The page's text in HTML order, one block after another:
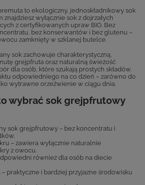
to ekologiczny, jednoskładnikowy sok
wyłącznie sok z dojrzałych
z certyfikowanych upraw BIO. Bez
bez konserwantów i bez glutenu –
zamknięty w szklanej butelce.
sok zachowuje charakterystyczną,
grejpfruta oraz naturalną świeżość
dla osób, które szukają prostych składów,
odpowiedniego na co dzień – zarówno do
wytrawne orzeźwienie w ciągu dnia.
wybrać sok grejpfrutowy
sok grejpfrutowy – bez koncentratu i
– zawiera wyłącznie naturalnie
z owocu.
również dla osób na diecie
praktyczne i bardziej przyjazne środowisku